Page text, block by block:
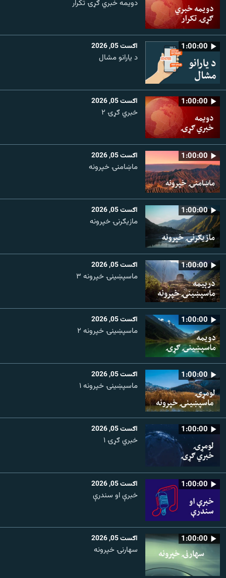
دویمه خبري ګړۍ تکرار
1:00:00 اګست 05, 2026
د یارانو مشال
1:00:00 اګست 05, 2026
خبري ګړۍ ۲
1:00:00 اګست 05, 2026
ماښامنۍ خپرونه
1:00:00 اګست 05, 2026
مازیګرنۍ خپرونه
1:00:00 اګست 05, 2026
ماسپښینۍ خپرونه ۳
1:00:00 اګست 05, 2026
ماسپښينۍ خپرونه ۲
1:00:00 اګست 05, 2026
ماسپښينۍ خپرونه ۱
1:00:00 اګست 05, 2026
خبري ګړۍ ۱
1:00:00 اګست 05, 2026
خبرې او سندرې
1:00:00 اګست 05, 2026
سهارنۍ خپرونه